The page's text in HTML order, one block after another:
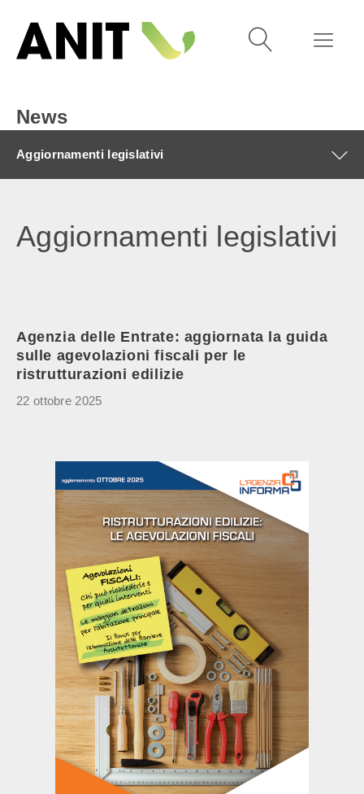
News
Aggiornamenti legislativi
Aggiornamenti legislativi
Agenzia delle Entrate: aggiornata la guida
sulle agevolazioni fiscali per le
ristrutturazioni edilizie
22 ottobre 2025